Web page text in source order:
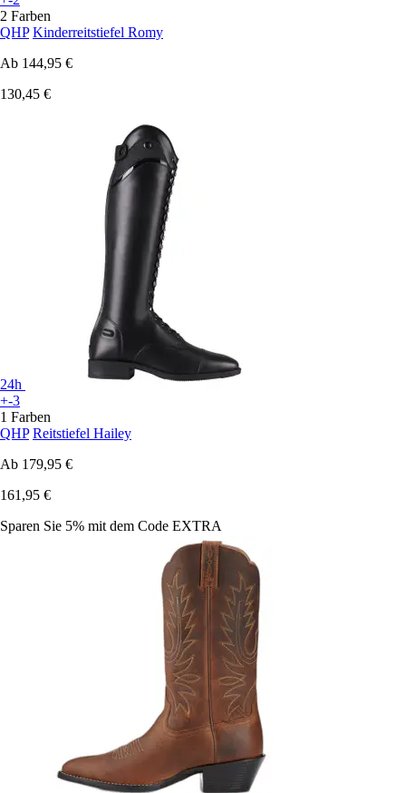
2 Farben
QHP Kinderreitstiefel Romy
Ab 144,95 €
130,45 €
24h
+-3
1 Farben
QHP Reitstiefel Hailey
Ab 179,95 €
161,95 €
Sparen Sie 5% mit dem Code EXTRA